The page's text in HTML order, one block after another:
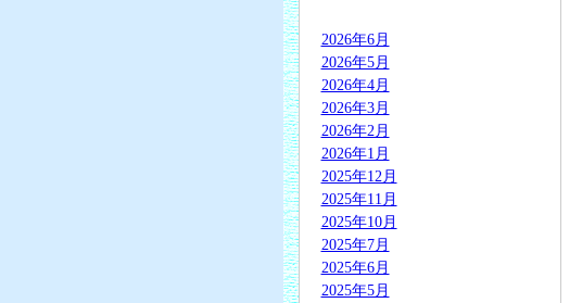
2026年6月
2026年5月
2026年4月
2026年3月
2026年2月
2026年1月
2025年12月
2025年11月
2025年10月
2025年7月
2025年6月
2025年5月